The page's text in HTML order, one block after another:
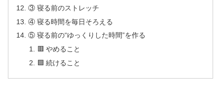
③ 寝る前のストレッチ
④ 寝る時間を毎日そろえる
⑤ 寝る前の“ゆっくりした時間”を作る
🟥 やめること
🟩 続けること